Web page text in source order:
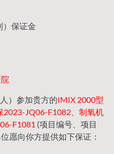
）保证金
）参加贵方的IMIX 2000型
2023-JQ06-F1082、制氧机
F1081 (项目编号、项目
愿向你方提供如下保证：